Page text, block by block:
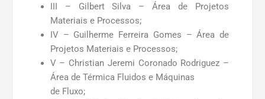
III – Gilbert Silva – Área de Projetos
Materiais e Processos;
IV – Guilherme Ferreira Gomes – Área de
Projetos Materiais e Processos;
V – Christian Jeremi Coronado Rodriguez –
Área de Térmica Fluidos e Máquinas
de Fluxo;